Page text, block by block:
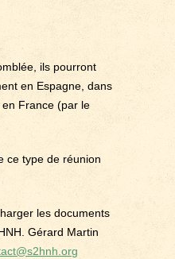
ils pourront
en Espagne, dans
en France (par le
ce type de réunion
les documents
Gérard Martin